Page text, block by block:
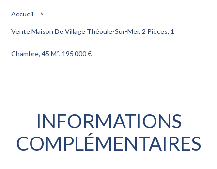
Accueil
Vente Maison De Village Théoule-Sur-Mer, 2 Pièces, 1
Chambre, 45 M², 195 000 €
INFORMATIONS
COMPLÉMENTAIRES